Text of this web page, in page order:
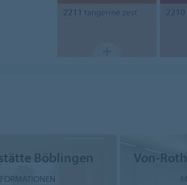
2211 tangerine zest 2210
Böblingen Von-